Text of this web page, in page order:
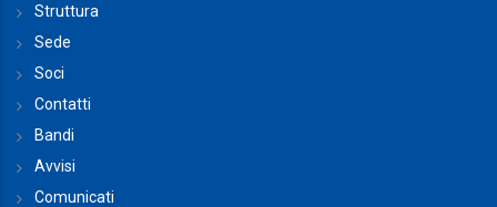
Struttura
Sede
Soci
Contatti
Bandi
Avvisi
Comunicati